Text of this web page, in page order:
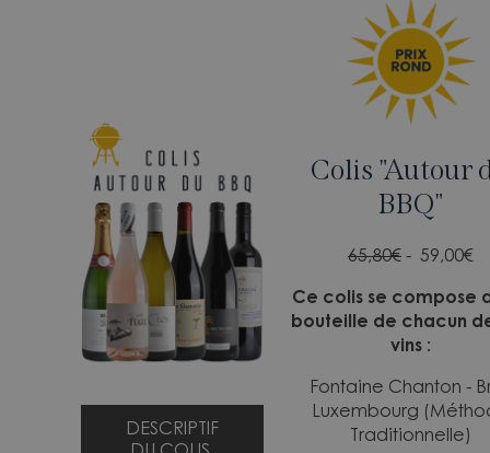
DESCRIPTIF
Colis "Autour
BBQ"
65,80€ - 59,00€
Ce colis se compose
bouteille de chacun
vins :
Fontaine Chanton -
Luxembourg
Traditionnelle)